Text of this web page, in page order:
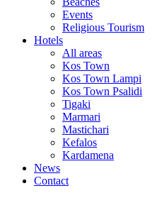
Events
Religious Tourism
Hotels
All areas
Kos Town
Kos Town Lampi
Kos Town Psalidi
Tigaki
Marmari
Mastichari
Kefalos
Kardamena
News
Contact